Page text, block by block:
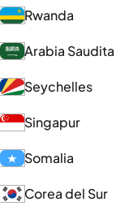
Rwanda
Arabia Saudita
Seychelles
Singapur
Somalia
Corea del Sur